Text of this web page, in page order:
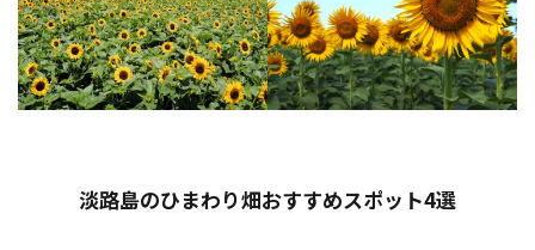
淡路島のひまわり畑おすすめスポット4選